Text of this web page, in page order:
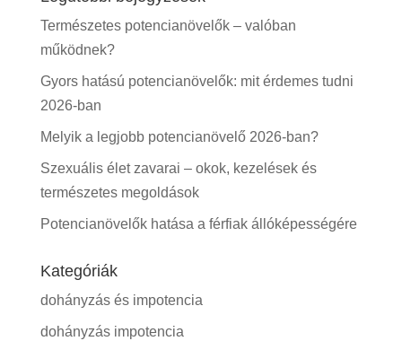
Természetes potencianövelők – valóban
működnek?
Gyors hatású potencianövelők: mit érdemes tudni
2026-ban
Melyik a legjobb potencianövelő 2026-ban?
Szexuális élet zavarai – okok, kezelések és
természetes megoldások
Potencianövelők hatása a férfiak állóképességére
Kategóriák
dohányzás és impotencia
dohányzás impotencia